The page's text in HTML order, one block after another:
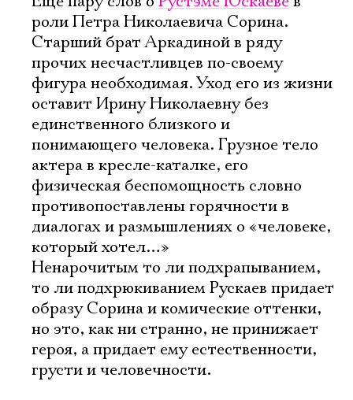
роли Петра Николаевича Сорина.
Старший брат Аркадиной в ряду
прочих несчастливцев по-своему
фигура необходимая. Уход его из жизни
оставит Ирину Николаевну без
единственного близкого и
понимающего человека. Грузное тело
актера в кресле-каталке, его
физическая беспомощность словно
противопоставлены горячности в
диалогах и размышлениях о «человеке,
который хотел…»
Ненарочитым то ли подхрапыванием,
то ли подхрюкиванием Рускаев придает
образу Сорина и комические оттенки,
но это, как ни странно, не принижает
героя, а придает ему естественности,
грусти и человечности.